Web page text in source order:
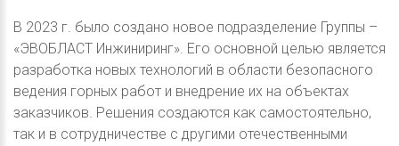
В 2023 г. было создано новое подразделение Группы –
«ЭВОБЛАСТ Инжиниринг». Его основной целью является
разработка новых технологий в области безопасного
ведения горных работ и внедрение их на объектах
заказчиков. Решения создаются как самостоятельно,
так и в сотрудничестве с другими отечественными